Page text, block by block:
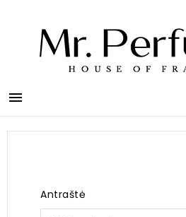

Antraštė